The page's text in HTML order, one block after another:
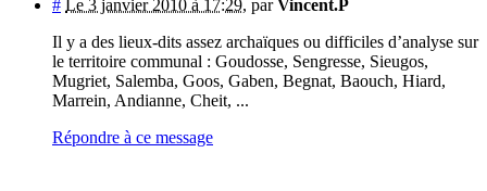
# Le 3 janvier 2010 à 17:29, par Vincent.P
Il y a des lieux-dits assez archaïques ou difficiles d’analyse sur
le territoire communal : Goudosse, Sengresse, Sieugos,
Mugriet, Salemba, Goos, Gaben, Begnat, Baouch, Hiard,
Marrein, Andianne, Cheit, ...
Répondre à ce message